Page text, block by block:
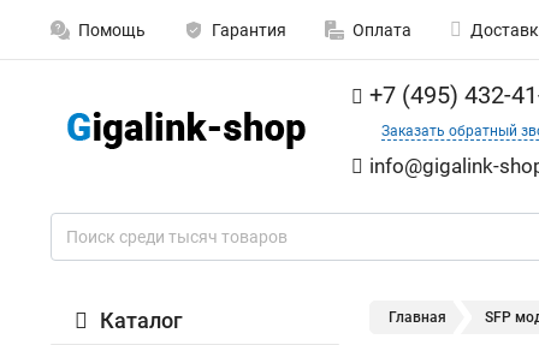
Помощь Гарантия Оплата
+7 (495) 432-
Заказать обратный
info@gigalink-
Каталог Главная SFP